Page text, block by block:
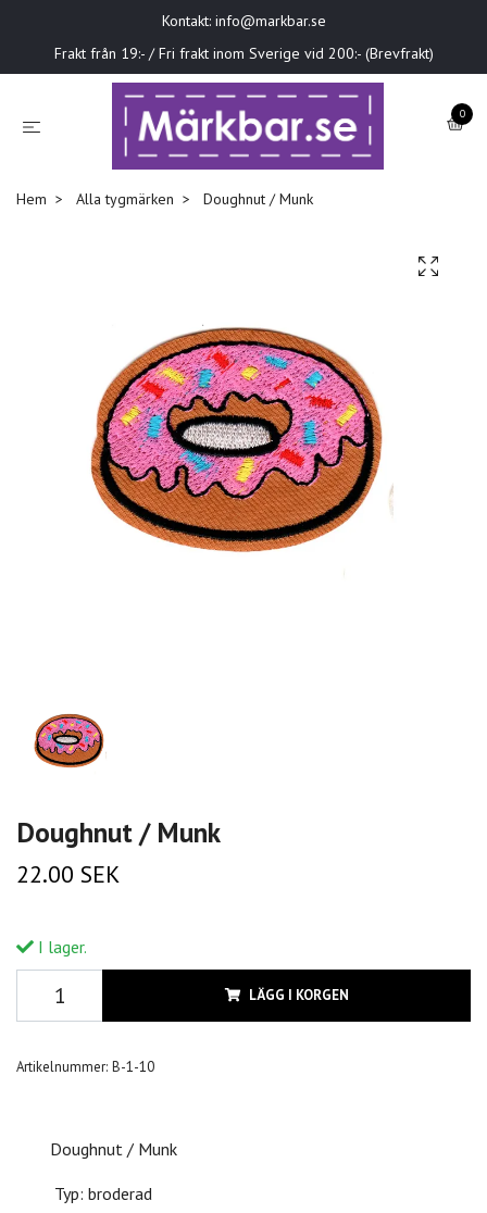
Kontakt: info@markbar.se
Frakt från 19:- / Fri frakt inom Sverige vid 200:- (Brevfrakt)
0
Hem Alla tygmärken Doughnut / Munk
Doughnut / Munk
22.00 SEK
I lager.
LÄGG I KORGEN
Artikelnummer: B-1-10
Doughnut / Munk
Typ: broderad